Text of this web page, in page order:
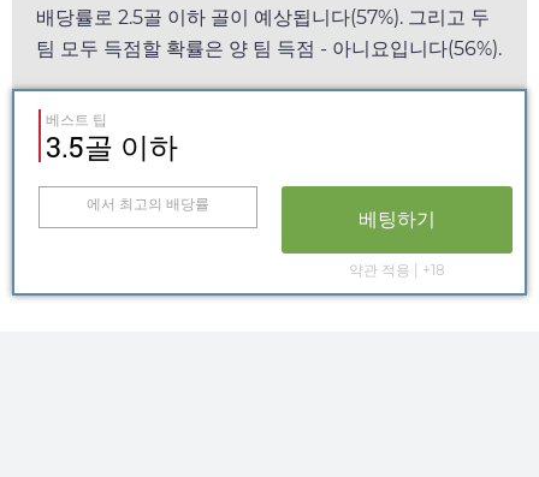
배당률로 2.5골 이하 골이 예상됩니다(57%). 그리고 두
팀 모두 득점할 확률은 양 팀 득점 - 아니요입니다(56%).
베스트 팁
3.5골 이하
에서 최고의 배당률
베팅하기
약관 적용 | +18